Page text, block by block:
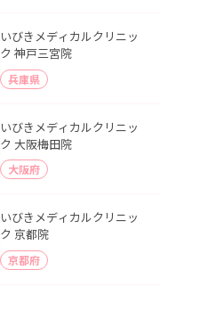
いびきメディカルクリニッ
ク 神戸三宮院
兵庫県
いびきメディカルクリニッ
ク 大阪梅田院
大阪府
いびきメディカルクリニッ
ク 京都院
京都府